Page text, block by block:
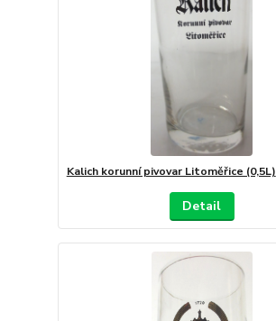
Kalich korunní pivovar Litoměřice (0,5L)
Detail